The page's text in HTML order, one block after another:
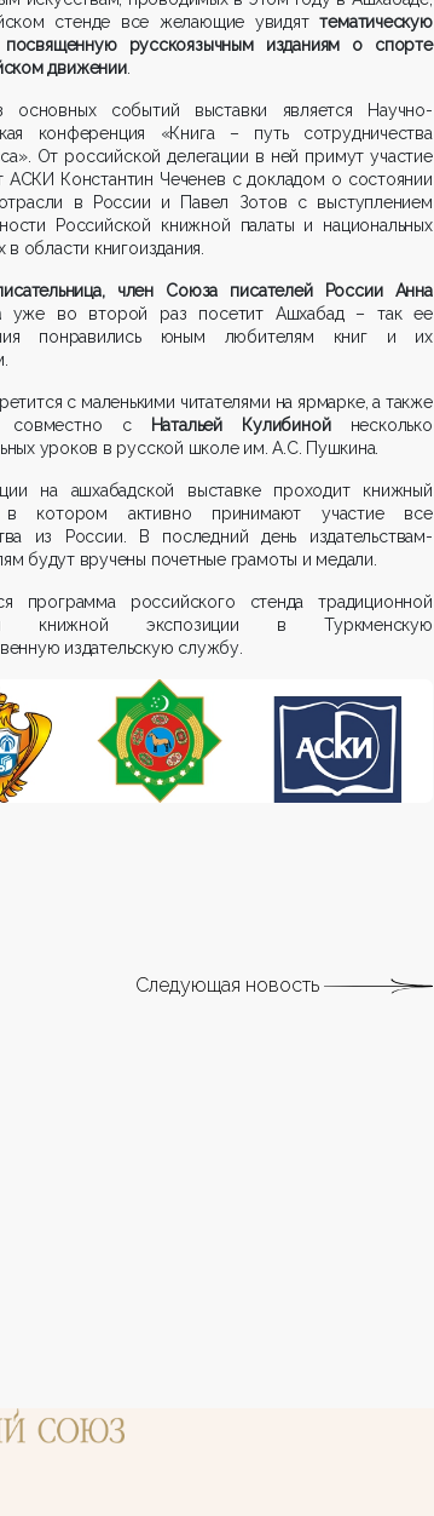
стенде все желающие увидяттематическую
посвященную русскоязычным изданиям о спорте
движении.
основных событий выставки является Научно-
конференция «Книга – путь сотрудничества
От российской делегации в ней примут участие
АСКИ Константин Чеченев с докладом о состоянии
в России и Павел Зотов с выступлением
Российской книжной палаты и национальных
в области книгоиздания.
член Союза писателей России Анна
уже во второй раз посетит Ашхабад – так ее
понравились юным любителям книг и их
с маленькими читателями на ярмарке, а также
совместно с Натальей Кулибинойнесколько
уроков в русской школе им. А.С. Пушкина.
на ашхабадской выставке проходит книжный
в котором активно принимают участие все
из России. В последний день издательствам-
будут вручены почетные грамоты и медали.
программа российского стенда традиционной
книжной экспозиции в Туркменскую
издательскую службу.
Следующая новость